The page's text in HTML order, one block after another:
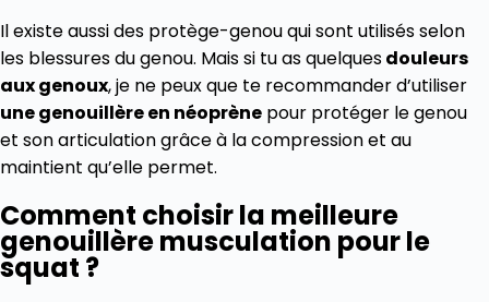
Il existe aussi des protège-genou qui sont utilisés selon
les blessures du genou. Mais si tu as quelquesdouleurs
aux genoux, je ne peux que te recommander d’utiliser
une genouillère en néoprène pour protéger le genou
et son articulation grâce à la compression et au
maintient qu’elle permet.
Comment choisir la meilleure
genouillère musculation pour le
squat ?